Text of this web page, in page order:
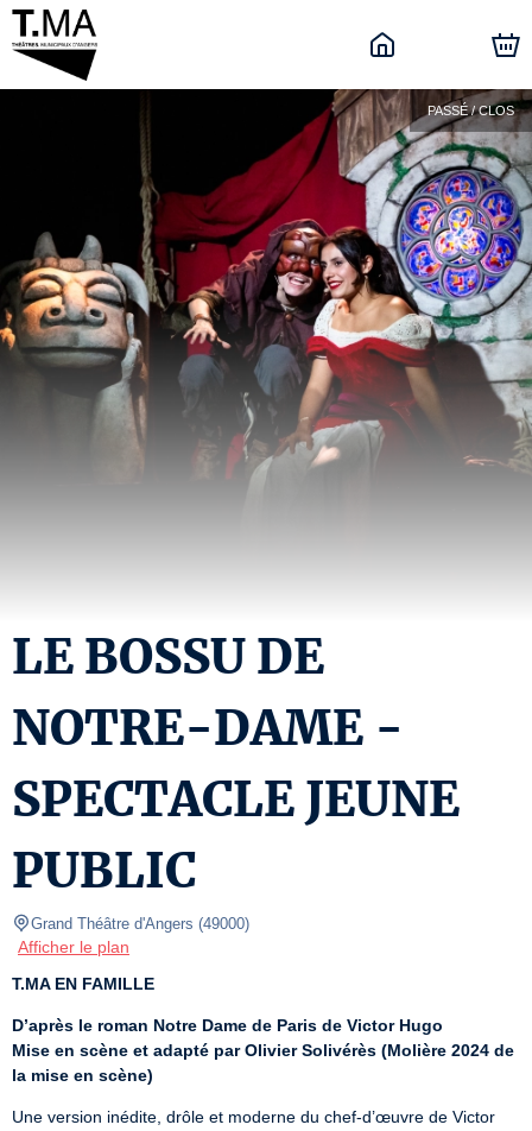
PASSÉ / CLOS
LE BOSSU DE
NOTRE-DAME -
SPECTACLE JEUNE
PUBLIC
Grand Théâtre d'Angers (49000)
Afficher le plan
T.MA EN FAMILLE
D’après le roman Notre Dame de Paris de Victor Hugo
Mise en scène et adapté par Olivier Solivérès (Molière 2024 de
la mise en scène)
Une version inédite, drôle et moderne du chef-d’œuvre de Victor